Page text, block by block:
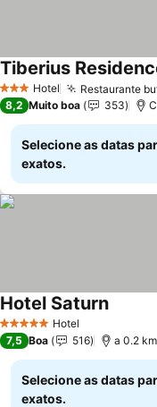
3 EstrelasHotel Restaurante
Tiberius
8,2 Muito boa 353
Selecione as datas
exatos.
5 Estrelas Hotel
Hotel SaturnVer
7,5 Boa 516 a 0.2
Selecione as datas
exatos.